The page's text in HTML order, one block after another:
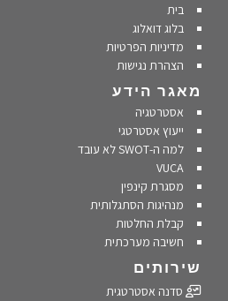
בית
בלוג דואלוג
מדיניות הפרטיות
הצהרת נגישות
מאגר הידע
אסטרטגיה
ייעוץ אסטרטגי
למה ה-SWOT לא עובד
VUCA
מסגרת קינפין
מנהיגות הסתגלותית
קבלת החלטות
חשיבה מערכתית
שירותים
סדנה אסטרטגית